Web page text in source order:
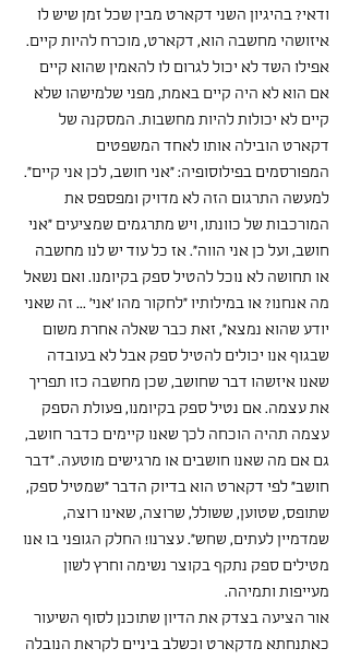
ודאי? בהיגיון השני דקארט מבין שכל זמן שיש לו
איזושהי מחשבה הוא, דקארט, מוכרח להיות קיים.
אפילו השד לא יכול לגרום לו להאמין שהוא קיים
אם הוא לא היה קיים באמת, מפני שלמישהו שלא
קיים לא יכולות להיות מחשבות. המסקנה של
דקארט הובילה אותו לאחד המשפטים
המפורסמים בפילוסופיה: "אני חושב, לכן אני קיים".
למעשה התרגום הזה לא מדויק ומפספס את
המורכבות של כוונתו, ויש מתרגמים שמציעים "אני
חושב, ועל כן אני הווה". אז כל עוד יש לנו מחשבה
או תחושה לא נוכל להטיל ספק בקיומנו. ואם נשאל
מה אנחנו? או במילותיו "לחקור מהו 'אני' ... זה שאני
יודע שהוא נמצא", זאת כבר שאלה אחרת משום
שבגוף אנו יכולים להטיל ספק אבל לא בעובדה
שאנו איזשהו דבר שחושב, שכן מחשבה כזו תפריך
את עצמה. אם נטיל ספק בקיומנו, פעולת הספק
עצמה תהיה הוכחה לכך שאנו קיימים כדבר חושב,
גם אם מה שאנו חושבים או מרגישים מוטעה. "דבר
חושב" לפי דקארט הוא בדיוק הדבר "שמטיל ספק,
שתופס, שטוען, ששולל, שרוצה, שאינו רוצה,
שמדמיין לעתים, שחש". עצרנו! החלק הגופני בו אנו
מטילים ספק נתקף בקוצר נשימה וחרץ לשון
מעייפות ותמיהה.
אור הציעה בצדק את הדיון שתוכנן לסוף השיעור
כאתנחתא מדקארט וכשלב ביניים לקראת הנובלה